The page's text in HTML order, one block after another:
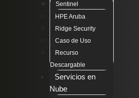
Sentinel
HPE Aruba
Ridge Security
Caso de Uso
Recurso
Descargable
Servicios en
Nube